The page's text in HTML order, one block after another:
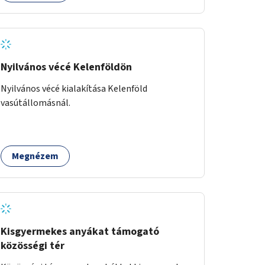
Nyilvános vécé Kelenföldön
Nyilvános vécé kialakítása Kelenföld
vasútállomásnál.
Megnézem
Kisgyermekes anyákat támogató
közösségi tér